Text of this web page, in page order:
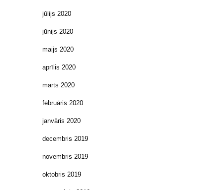
jūlijs 2020
jūnijs 2020
maijs 2020
aprīlis 2020
marts 2020
februāris 2020
janvāris 2020
decembris 2019
novembris 2019
oktobris 2019